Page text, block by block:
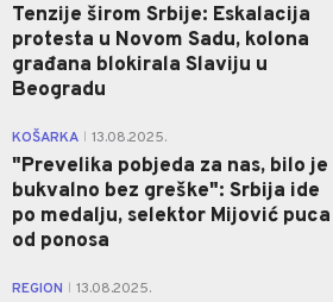
Tenzije širom Srbije: Eskalacija
protesta u Novom Sadu, kolona
građana blokirala Slaviju u
Beogradu
KOŠARKA 13.08.2025.
"Prevelika pobjeda za nas, bilo je
bukvalno bez greške": Srbija ide
po medalju, selektor Mijović puca
od ponosa
REGION 13.08.2025.